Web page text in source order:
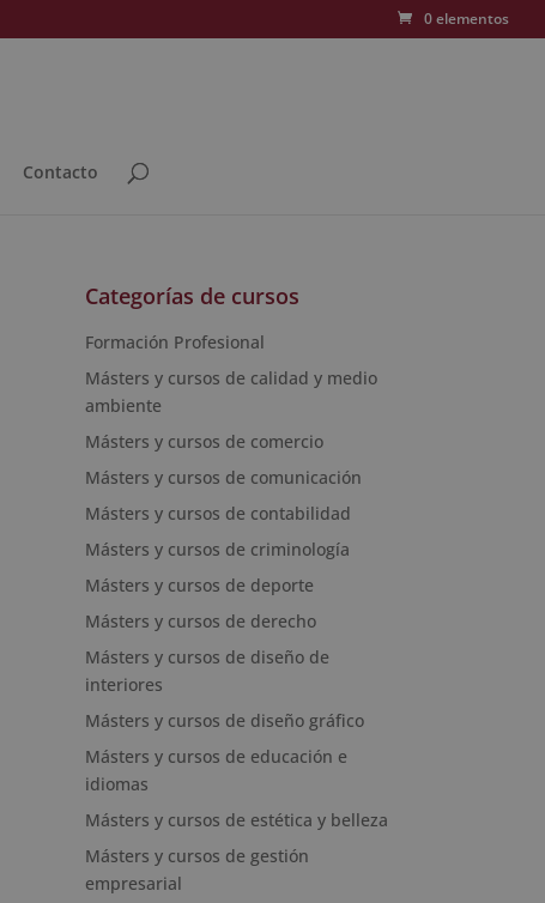
0 elementos
Contacto
Categorías de cursos
Formación Profesional
Másters y cursos de calidad y medio
ambiente
Másters y cursos de comercio
Másters y cursos de comunicación
Másters y cursos de contabilidad
Másters y cursos de criminología
Másters y cursos de deporte
Másters y cursos de derecho
Másters y cursos de diseño de
interiores
Másters y cursos de diseño gráfico
Másters y cursos de educación e
idiomas
Másters y cursos de estética y belleza
Másters y cursos de gestión
empresarial